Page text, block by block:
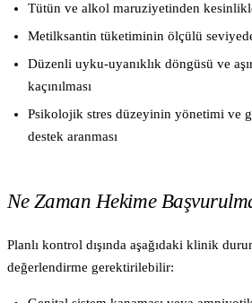
Tütün ve alkol maruziyetinden
Metilksantin tüketiminin ölçülü
Düzenli uyku-uyanıklık döngüsü ve
kaçınılması
Psikolojik stres düzeyinin yönetimi ve
destek aranması
Ne Zaman Hekime
Planlı kontrol dışında aşağıdaki klinik
değerlendirme gerektirilebilir: